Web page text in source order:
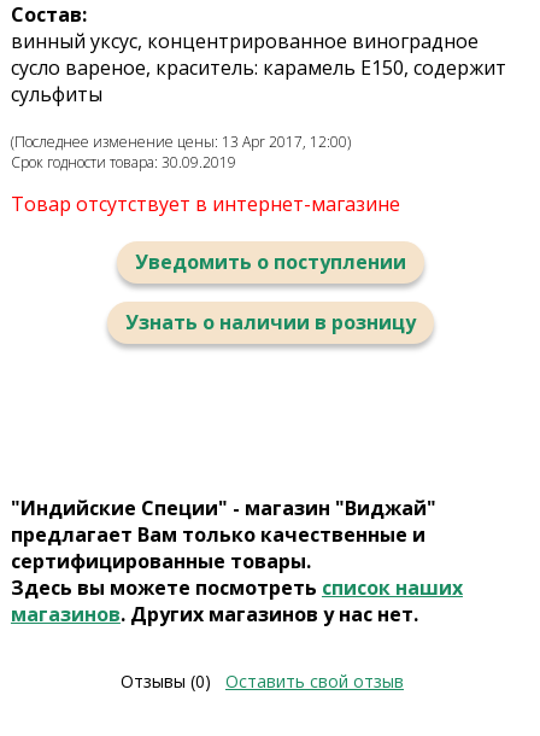
Состав:
винный уксус, концентрированное виноградное
сусло вареное, краситель: карамель Е150, содержит
сульфиты
(Последнее изменение цены: 13 Apr 2017, 12:00)
Срок годности товара: 30.09.2019
Товар отсутствует в интернет-магазине
Уведомить о поступлении
Узнать о наличии в розницу
"Индийские Специи" - магазин "Виджай"
предлагает Вам только качественные и
сертифицированные товары.
Здесь вы можете посмотреть список наших
магазинов. Других магазинов у нас нет.
Отзывы (0) Оставить свой отзыв